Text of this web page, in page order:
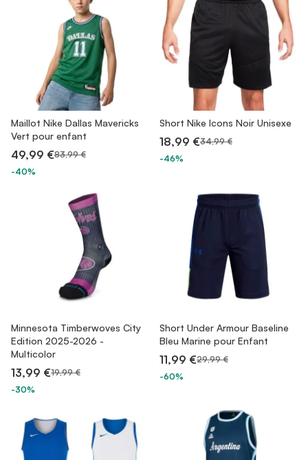
Maillot Nike Dallas Mavericks
Vert pour enfant
49,99 €83,99 €
-40%
Short Nike Icons Noir Unisexe
18,99 €34,99 €
-46%
Minnesota Timberwoves City
Edition 2025-2026 -
Multicolor
13,99 €19,99 €
-30%
Short Under Armour Baseline
Bleu Marine pour Enfant
11,99 €29,99 €
-60%